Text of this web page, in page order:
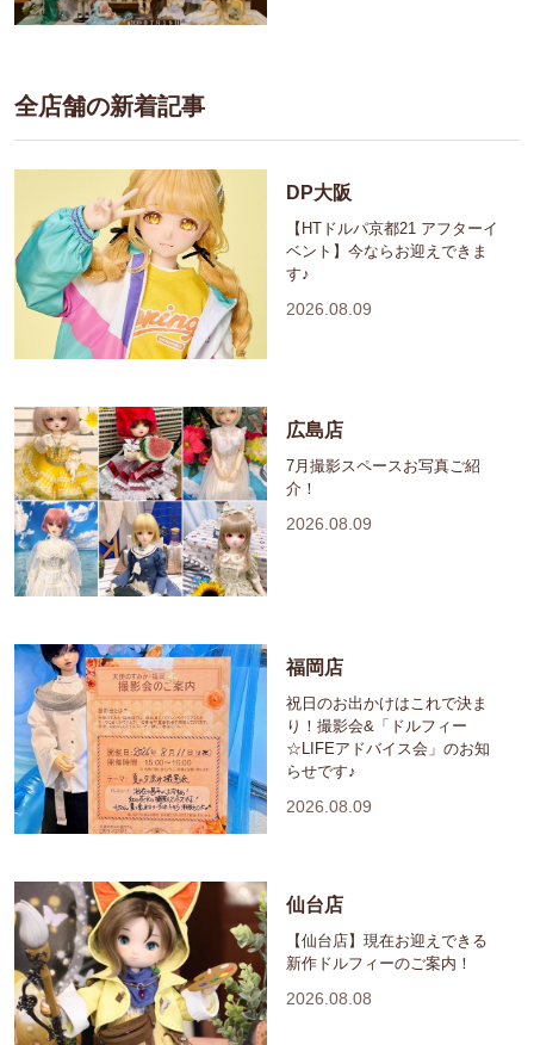
全店舗の新着記事
DP大阪
【HTドルパ京都21 アフターイ
ベント】今ならお迎えできま
す♪
2026.08.09
広島店
7月撮影スペースお写真ご紹
介！
2026.08.09
福岡店
祝日のお出かけはこれで決ま
り！撮影会&「ドルフィー
☆LIFEアドバイス会」のお知
らせです♪
2026.08.09
仙台店
【仙台店】現在お迎えできる
新作ドルフィーのご案内！
2026.08.08